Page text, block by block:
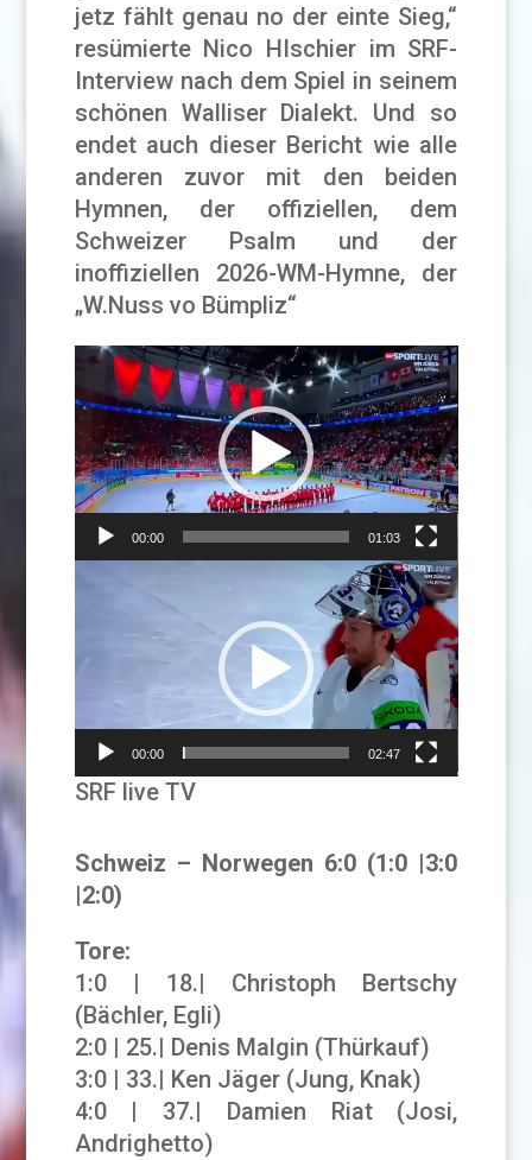
jetz fählt genau no der einte Sieg,“
resümierte Nico HIschier im SRF-
Interview nach dem Spiel in seinem
schönen Walliser Dialekt. Und so
endet auch dieser Bericht wie alle
anderen zuvor mit den beiden
Hymnen, der offiziellen, dem
Schweizer Psalm und der
inoffiziellen 2026-WM-Hymne, der
„W.Nuss vo Bümpliz“
Video-
Player
00:00 01:03
00:00 02:47
SRF live TV
Schweiz – Norwegen 6:0 (1:0 |3:0
|2:0)
Tore:
1:0 | 18.| Christoph Bertschy
(Bächler, Egli)
2:0 | 25.| Denis Malgin (Thürkauf)
3:0 | 33.| Ken Jäger (Jung, Knak)
4:0 | 37.| Damien Riat (Josi,
Andrighetto)